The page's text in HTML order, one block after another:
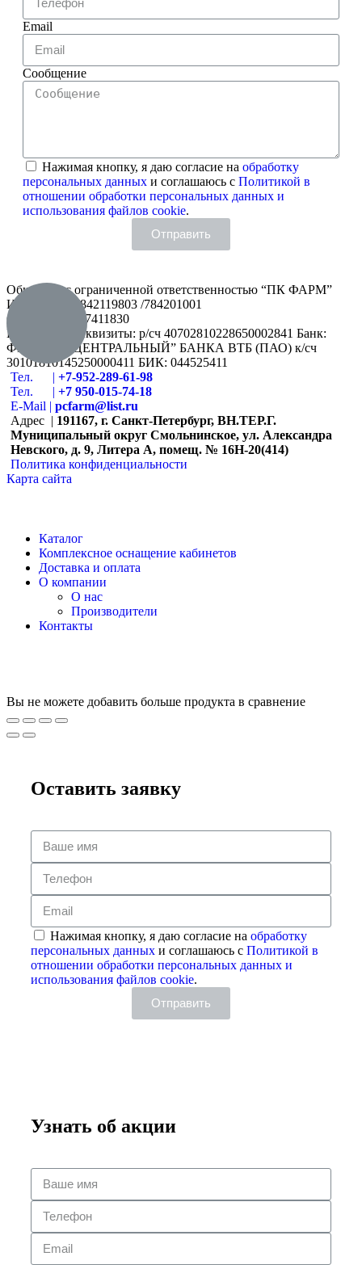
Email
Сообщение
Нажимая кнопку, я даю согласие на обработку
персональных данных и соглашаюсь с Политикой в
отношении обработки персональных данных и
использования файлов cookie.
Отправить
Общество с ограниченной ответственностью “ПК ФАРМ”
ИНН/КПП: 7842119803 /784201001
ОГРН: 1167847411830
Банковские реквизиты: р/сч 40702810228650002841 Банк:
ФИЛИАЛ “ЦЕНТРАЛЬНЫЙ” БАНКА ВТБ (ПАО) к/сч
30101810145250000411 БИК: 044525411
Тел. | +7-952-289-61-98
Тел. | +7 950-015-74-18
E-Мail | pcfarm@list.ru
Адрес | 191167, г. Санкт-Петербург, ВН.ТЕР.Г.
Муниципальный округ Смольнинское, ул. Александра
Невского, д. 9, Литера А, помещ. № 16Н-20(414)
Политика конфиденциальности
Карта сайта
Каталог
Комплексное оснащение кабинетов
Доставка и оплата
О компании
О нас
Производители
Контакты
Вы не можете добавить больше продукта в сравнение
Оставить заявку
Нажимая кнопку, я даю согласие на обработку
персональных данных и соглашаюсь с Политикой в
отношении обработки персональных данных и
использования файлов cookie.
Отправить
Узнать об акции